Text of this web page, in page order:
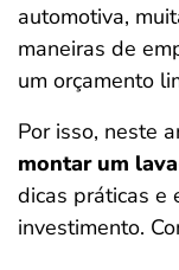
automotiva,
maneiras de
um orçamento
Por isso, neste
montar um
dicas práticas e
investimento.